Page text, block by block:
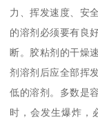
力、挥发速度、安
的溶剂必须要有良
断。胶粘剂的干燥
剂溶剂后应全部挥
低的溶剂。多数是
时，会发生爆炸，